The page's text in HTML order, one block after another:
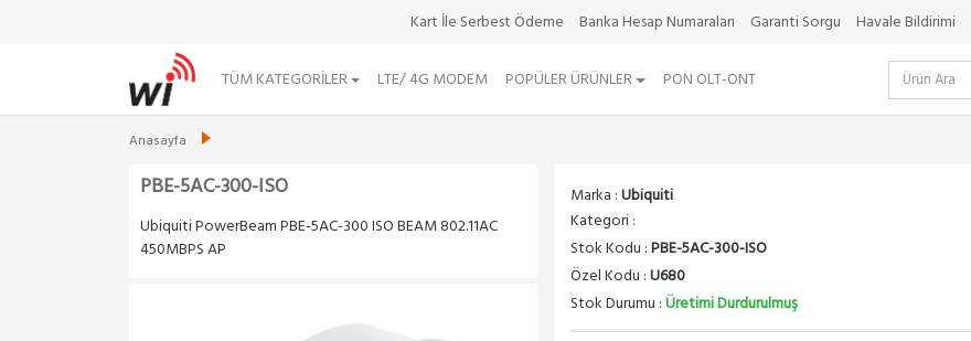
Kart İle Serbest Ödeme Banka Hesap Numaraları Garanti Sorgu Havale Bildirimi
TÜM KATEGORILER LTE/ 4G MODEM POPÜLER ÜRÜNLER PON OLT-ONT
Anasayfa
PBE-5AC-300-ISO
Ubiquiti PowerBeam PBE-5AC-300 ISO BEAM 802.11AC
450MBPS AP
Marka :Ubiquiti
Kategori :
Stok Kodu :PBE-5AC-300-ISO
Özel Kodu :U680
Stok Durumu :Üretimi Durdurulmuş